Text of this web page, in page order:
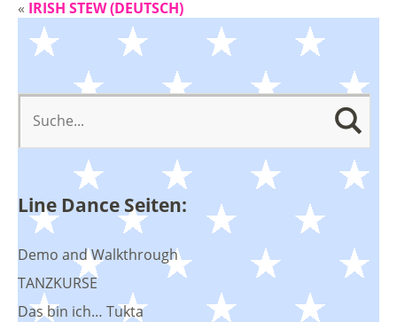
« IRISH STEW (DEUTSCH)
Line Dance Seiten:
Demo and Walkthrough
TANZKURSE
Das bin ich… Tukta